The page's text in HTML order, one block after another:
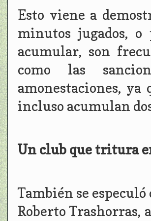
Esto viene a
minutos jugados,
acumular, son
como las
amonestaciones,
incluso acumulan
Un club que tritura
También se
Roberto Trashorras,